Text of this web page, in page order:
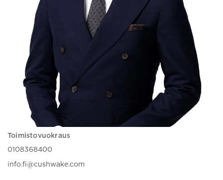
Toimistovuokraus
0108368400
info.fi@cushwake.com